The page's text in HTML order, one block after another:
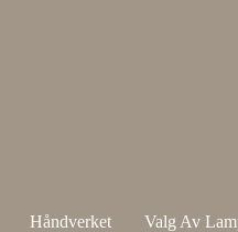
Håndverket Valg Av